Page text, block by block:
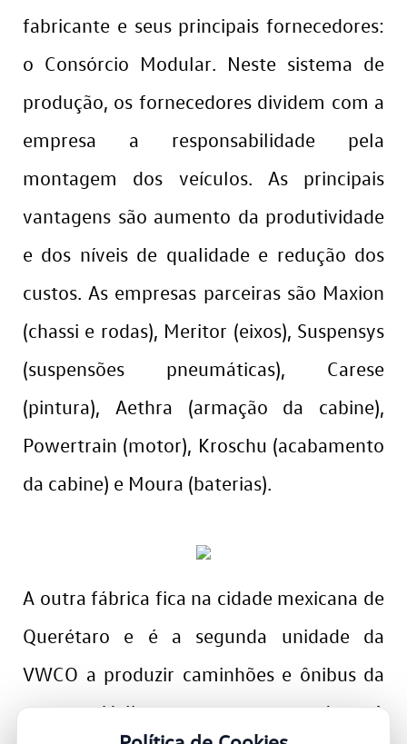
fabricante e seus principais fornecedores:
o Consórcio Modular. Neste sistema de
produção, os fornecedores dividem com a
empresa a responsabilidade pela
montagem dos veículos. As principais
vantagens são aumento da produtividade
e dos níveis de qualidade e redução dos
custos. As empresas parceiras são Maxion
(chassi e rodas), Meritor (eixos), Suspensys
(suspensões pneumáticas), Carese
(pintura), Aethra (armação da cabine),
Powertrain (motor), Kroschu (acabamento
da cabine) e Moura (baterias).
A outra fábrica fica na cidade mexicana de
Querétaro e é a segunda unidade da
VWCO a produzir caminhões e ônibus da
marca Volkswagen no mundo. A